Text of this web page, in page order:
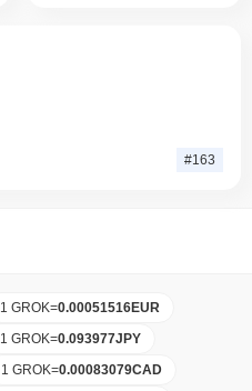
#163
1 GROK=0.00051516EUR
1 GROK=0.093977JPY
1 GROK=0.00083079CAD